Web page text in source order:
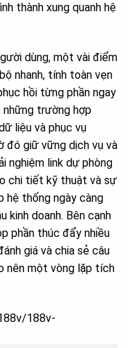
thành xung quanh hệ
dùng, một vài điểm
nhanh, tính toàn vẹn
hồi từng phần ngay
những trường hợp
liệu và phục vụ
đó giữ vững dịch vụ và
nghiệm link dự phòng
chi tiết kỹ thuật và sự
hệ thống ngày càng
kinh doanh. Bên cạnh
phần thúc đẩy nhiều
giá và chia sẻ câu
nên một vòng lặp tích